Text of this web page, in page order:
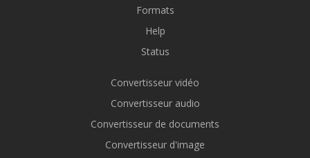
Formats
Help
Status
Convertisseur vidéo
Convertisseur audio
Convertisseur de documents
Convertisseur d'image